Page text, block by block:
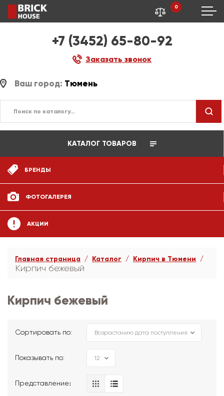
+7 (3452) 65-80-92
Заказать звонок
0
Ваш город: Тюмень
КАТАЛОГ ТОВАРОВ
БРЕНДЫ
ФОТОГАЛЕРЕЯ
АКЦИИ
Главная страница Каталог Кирпич в Тюмени
Кирпич бежевый
Кирпич бежевый
Сортировать по:
Показывать по:
Представление։